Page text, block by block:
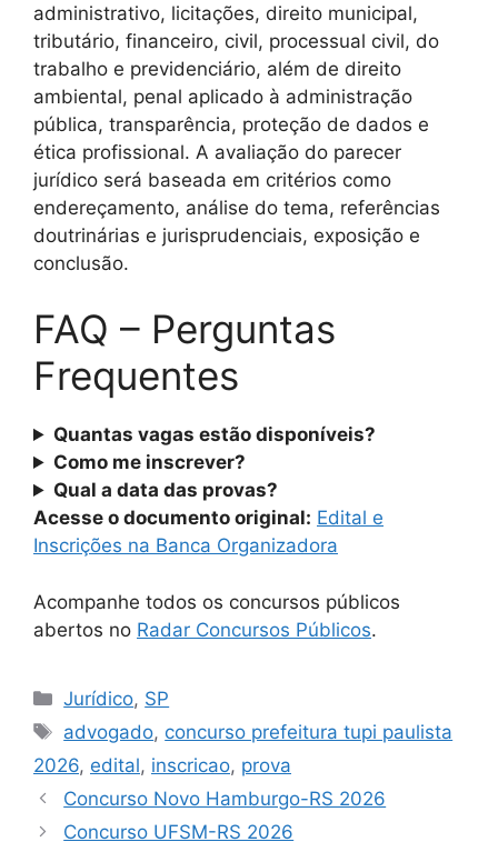
administrativo, licitações, direito municipal,
tributário, financeiro, civil, processual civil, do
trabalho e previdenciário, além de direito
ambiental, penal aplicado à administração
pública, transparência, proteção de dados e
ética profissional. A avaliação do parecer
jurídico será baseada em critérios como
endereçamento, análise do tema, referências
doutrinárias e jurisprudenciais, exposição e
conclusão.
FAQ – Perguntas
Frequentes
Quantas vagas estão disponíveis?
Como me inscrever?
Qual a data das provas?
Acesse o documento original: Edital e
Inscrições na Banca Organizadora
Acompanhe todos os concursos públicos
abertos no Radar Concursos Públicos.
Categorias
Jurídico, SP
Tags
advogado, concurso prefeitura tupi paulista
2026, edital, inscricao, prova
Concurso Novo Hamburgo-RS 2026
Concurso UFSM-RS 2026